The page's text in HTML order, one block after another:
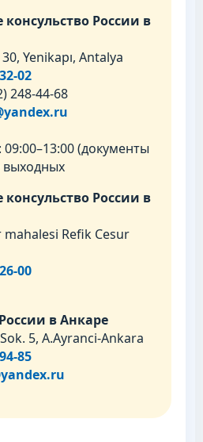
России в
Yenikapı, Antalya
02
248-44-68
(документы
выходных
России в
Refik Cesur
00
в Анкаре
5, A.Ayranci-Ankara
85